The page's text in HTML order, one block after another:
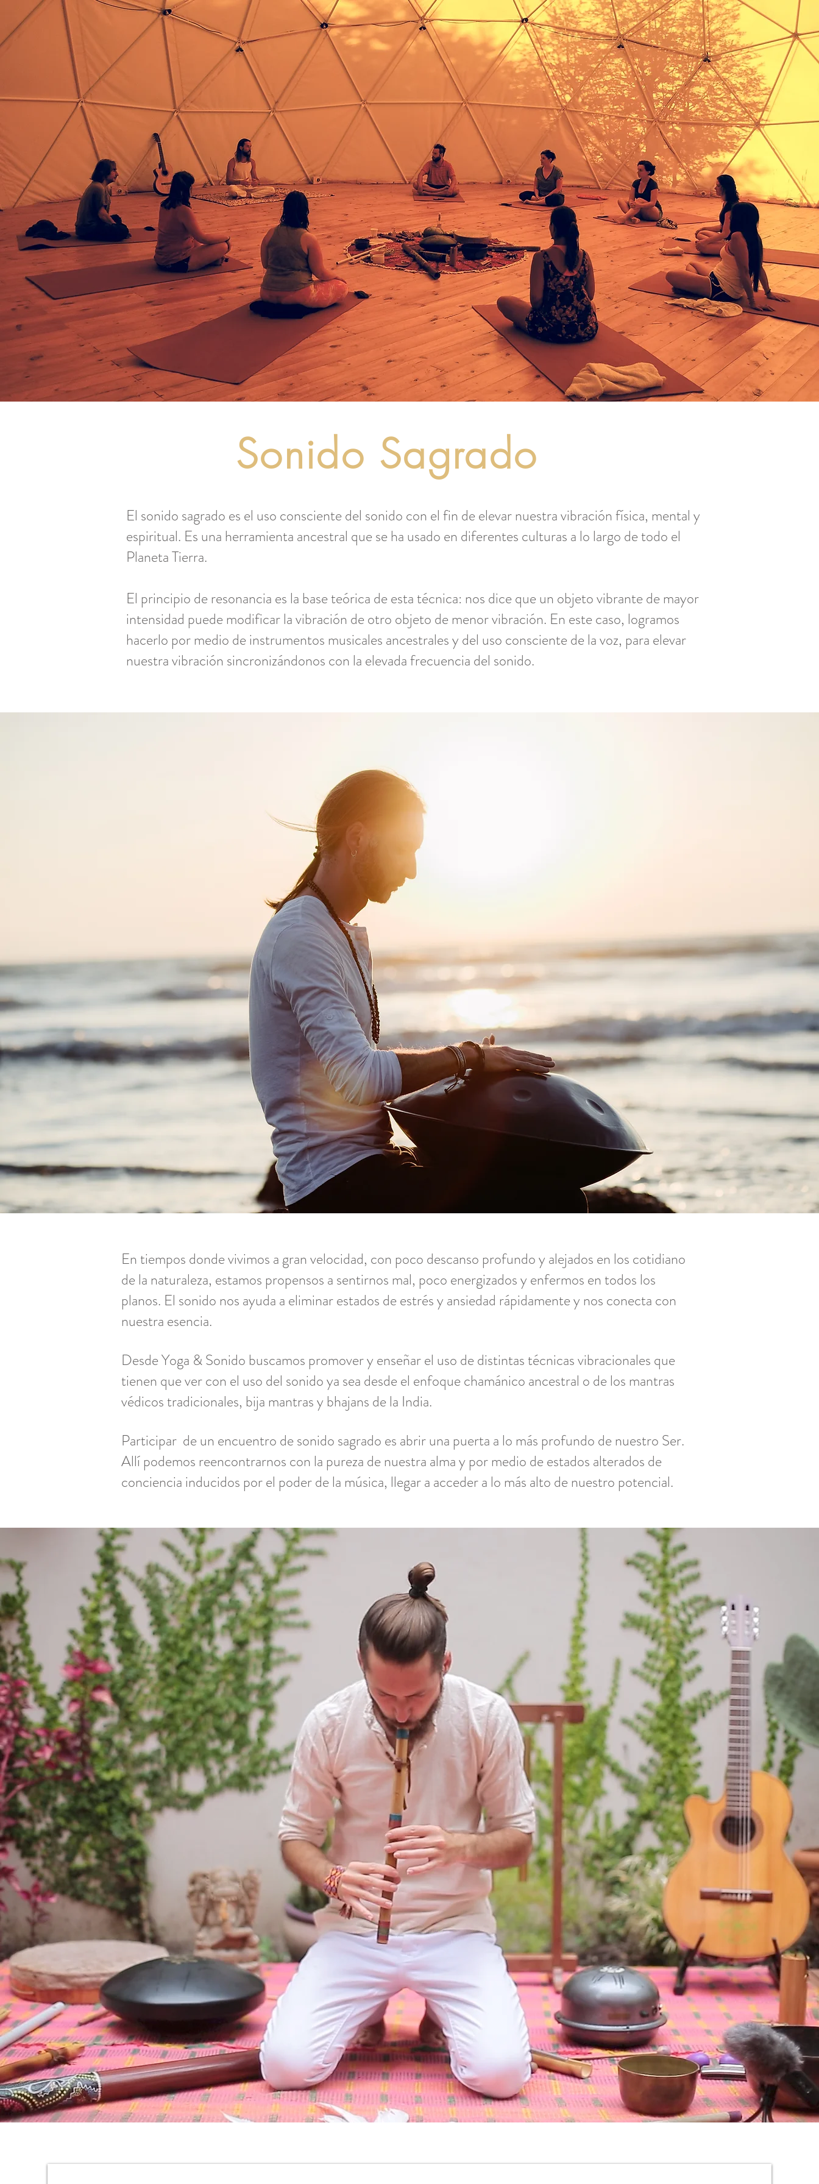
Sonido Sagrado
El sonido sagrado es el uso consciente del sonido con el fin de elevar nuestra vibración física, mental y
espiritual. Es una herramienta ancestral que se ha usado en diferentes culturas a lo largo de todo el
Planeta Tierra.
El principio de resonancia es la base teórica de esta técnica: nos dice que un objeto vibrante de mayor
intensidad puede modificar la vibración de otro objeto de menor vibración. En este caso, logramos
hacerlo por medio de instrumentos musicales ancestrales y del uso consciente de la voz, para elevar
nuestra vibración sincronizándonos con la elevada frecuencia del sonido.
En tiempos donde vivimos a gran velocidad, con poco descanso profundo y alejados en los cotidiano
de la naturaleza, estamos propensos a sentirnos mal, poco energizados y enfermos en todos los
planos. El sonido nos ayuda a eliminar estados de estrés y ansiedad rápidamente y nos conecta con
nuestra esencia.
Desde Yoga & Sonido buscamos promover y enseñar el uso de distintas técnicas vibracionales que
tienen que ver con el uso del sonido ya sea desde el enfoque chamánico ancestral o de los mantras
védicos tradicionales, bija mantras y bhajans de la India.
Participar de un encuentro de sonido sagrado es abrir una puerta a lo más profundo de nuestro Ser.
Allí podemos reencontrarnos con la pureza de nuestra alma y por medio de estados alterados de
conciencia inducidos por el poder de la música, llegar a acceder a lo más alto de nuestro potencial.